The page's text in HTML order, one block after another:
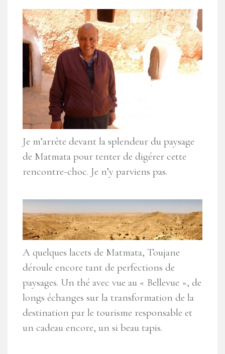
Je m’arrête devant la splendeur du paysage
de Matmata pour tenter de digérer cette
rencontre-choc. Je n’y parviens pas.
A quelques lacets de Matmata, Toujane
déroule encore tant de perfections de
paysages. Un thé avec vue au « Bellevue », de
longs échanges sur la transformation de la
destination par le tourisme responsable et
un cadeau encore, un si beau tapis.